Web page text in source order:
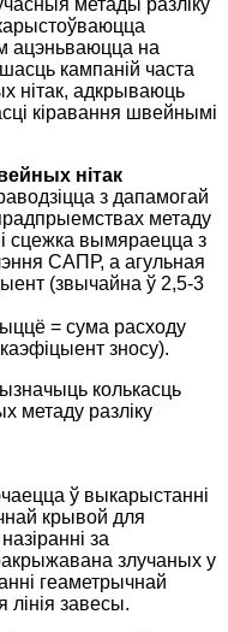
метады разліку
ацэньваюцца на
кампаній часта
нітак, адкрываюць
кіравання швейнымі
нітак
з дапамогай
метаду
сцежка вымяраецца з
САПР, а агульная
(звычайна ў 2,5-3
= сума расходу
зносу).
колькасць
метаду разліку
ў выкарыстанні
крывой для
за
злучаных у
геаметрычнай
завесы.